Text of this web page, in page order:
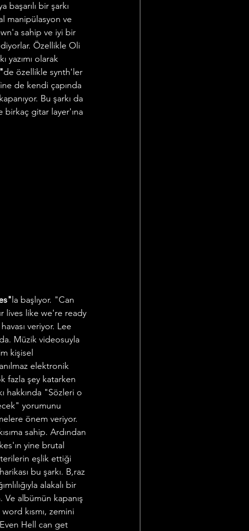
bir şarkı
manipülasyon ve
sahip ve iyi bir
Özellikle Oli
yazımı olarak
de özellikle synth'ler
de kendi çapında
Bu şarkı da
gitar layer'ına
la başlıyor. "Can
lives like we're ready
veriyor. Lee
Müzik videosuyla
kişisel
elektronik
fazla şey katarken
hakkında "Sözleri o
yorumunu
önem veriyor.
sahip. Ardından
yine brutal
eşlik ettiği
bu şarkı. B,raz
alakalı bir
albümün kapanış
kısmı, zemini
Hell can get